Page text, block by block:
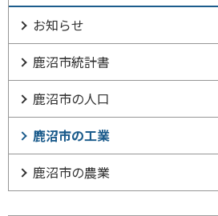
お知らせ
鹿沼市統計書
鹿沼市の人口
鹿沼市の工業
鹿沼市の農業